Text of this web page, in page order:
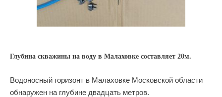
Глубина скважины на воду в Малаховке составляет 20м.
Водоносный горизонт в Малаховке Московской области
обнаружен на глубине двадцать метров.